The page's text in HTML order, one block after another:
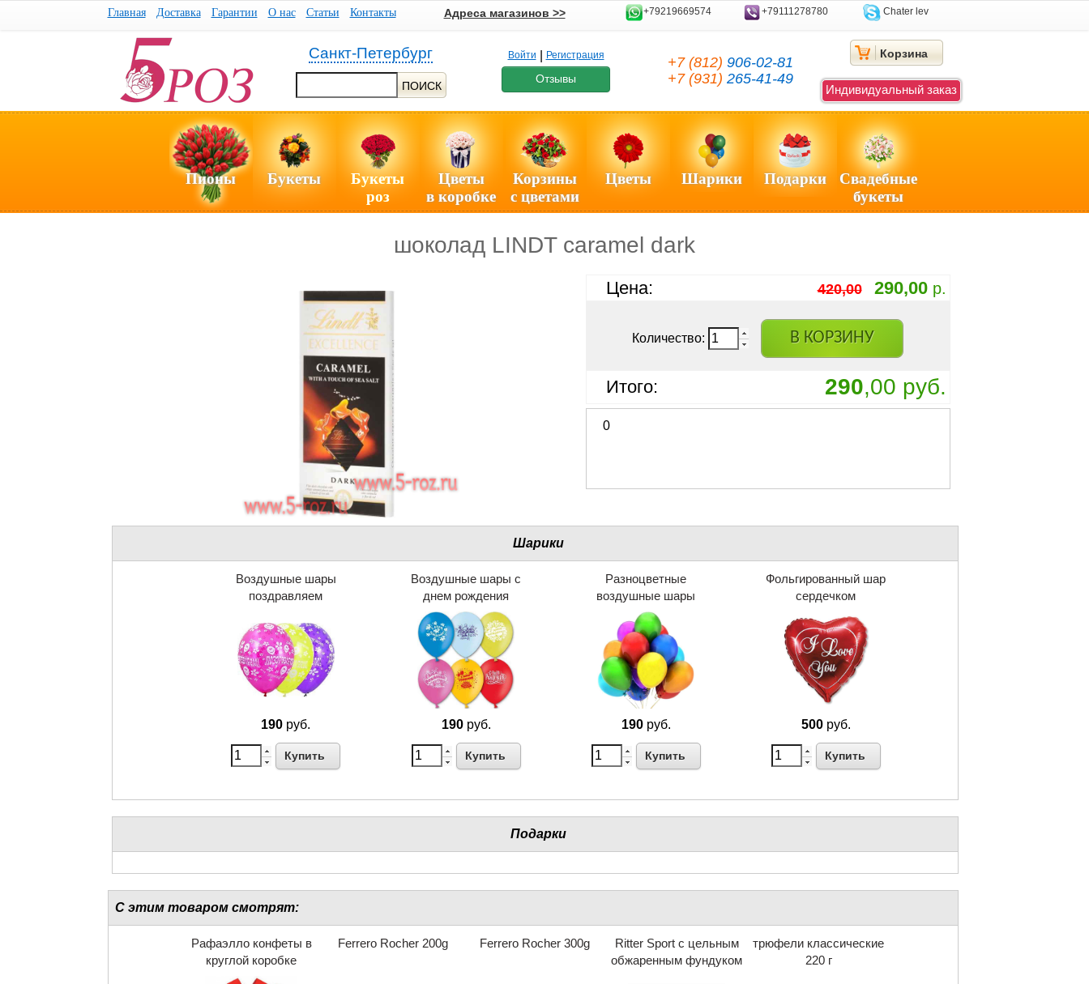
Главная Доставка Гарантии О нас Статьи Контакты Адреса магазинов >> +79219669574 +79111278780 Chater lev
Санкт-Петербург
ПОИСК
Войти Регистрация
Отзывы
+7 (812) 906-02-81
+7 (931) 265-41-49
Корзина
Индивидуальный заказ
Пионы Букеты
Букеты
роз
Цветы
в коробке
Корзины
с цветами
Цветы Шарики Подарки
Свадебные
букеты
шоколад LINDT caramel dark
Цена: 420,00 290,00р.
Количество: В КОРЗИНУ
Итого: 290,00 руб.
0
Шарики
Воздушные шары
поздравляем
190 руб.
Купить
Воздушные шары с
днем рождения
190руб.
Купить
Разноцветные
воздушные шары
190руб.
Купить
Фольгированный шар
сердечком
500руб.
Купить
Подарки
С этим товаром смотрят:
Рафаэлло конфеты в
круглой коробке
Ferrero Rocher 200g Ferrero Rocher 300g
Ritter Sport с цельным
обжаренным фундуком
трюфели классические
220 г